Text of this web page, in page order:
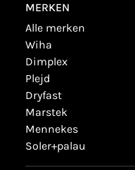
MERKEN
alle merken
wiha
dimplex
plejd
dryfast
marstek
mennekes
soler+palau